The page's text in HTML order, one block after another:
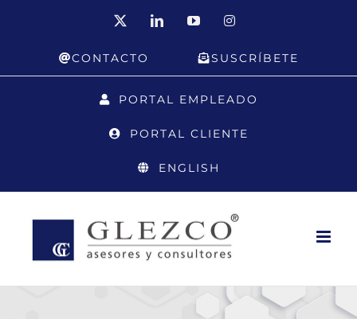
LinkedInYouTubeInstagram
CONTACTO SUSCRÍBETE
PORTAL EMPLEADO
PORTAL CLIENTE
ENGLISH